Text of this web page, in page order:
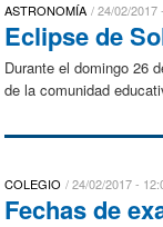
ASTRONOMÍA 24/02/2017
Eclipse de
Durante el domingo 26
de la comunidad
COLEGIO 24/02/2017 -
Fechas de